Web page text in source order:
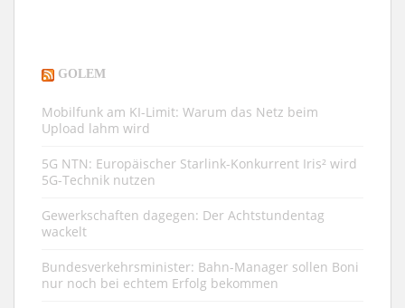
GOLEM
Mobilfunk am KI-Limit: Warum das Netz beim
Upload lahm wird
5G NTN: Europäischer Starlink-Konkurrent Iris² wird
5G-Technik nutzen
Gewerkschaften dagegen: Der Achtstundentag
wackelt
Bundesverkehrsminister: Bahn-Manager sollen Boni
nur noch bei echtem Erfolg bekommen